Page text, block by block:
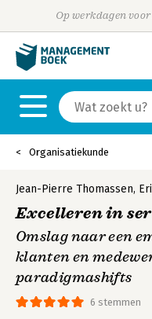
Op werkdagen
Organisatiekunde
6 stemmen
Jean-Pierre Thomassen,
Excelleren in
Omslag naar een
klanten en
paradigmashifts